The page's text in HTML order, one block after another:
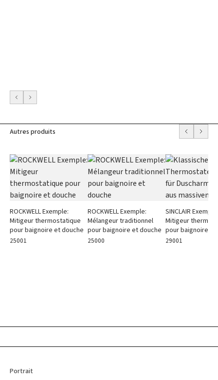
Autres produits
ROCKWELL Exemple:
Mitigeur thermostatique
pour baignoire et douche
25001
ROCKWELL Exemple:
Mélangeur traditionnel
pour baignoire et douche
25000
SINCLAIR Exemple:
Mitigeur
pour baignoire et
29001
Portrait